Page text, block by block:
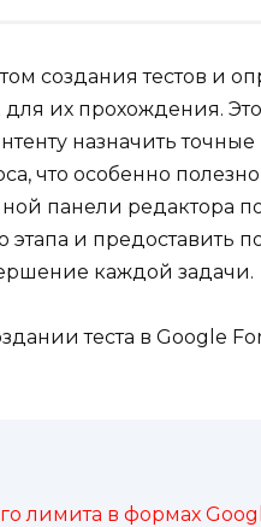
создания тестов и
их прохождения.
назначить
что особенно
панели редактора
и предоставить
каждой задачи.
теста в Google
лимита в формах